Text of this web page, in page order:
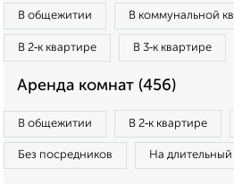
В общежитии В коммунальной
В 2‑к квартире В 3‑к квартире
Аренда комнат (456)
В общежитии В 2‑к квартире
Без посредников На длительный